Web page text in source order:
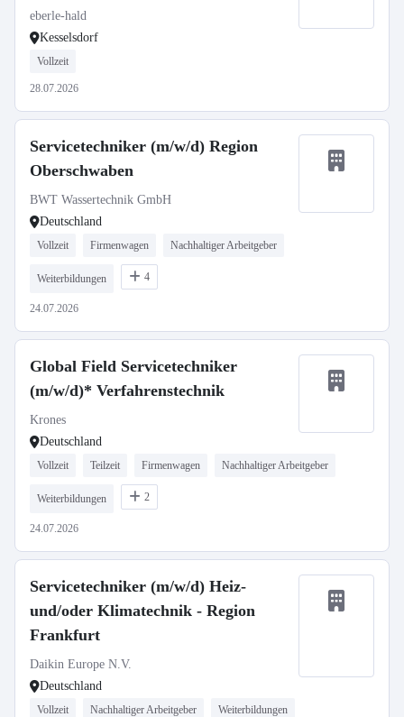
eberle-hald
Kesselsdorf
Vollzeit
28.07.2026
Servicetechniker (m/w/d) Region
Oberschwaben
BWT Wassertechnik GmbH
Deutschland
Vollzeit Firmenwagen Nachhaltiger Arbeitgeber
Weiterbildungen 4
24.07.2026
Global Field Servicetechniker
(m/w/d)* Verfahrenstechnik
Krones
Deutschland
Vollzeit Teilzeit Firmenwagen Nachhaltiger Arbeitgeber
Weiterbildungen 2
24.07.2026
Servicetechniker (m/w/d) Heiz-
und/oder Klimatechnik - Region
Frankfurt
Daikin Europe N.V.
Deutschland
Vollzeit Nachhaltiger Arbeitgeber Weiterbildungen